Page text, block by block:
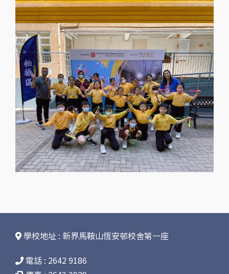
學校地址 : 新界馬鞍山恆安邨校舍第一座
電話 : 2642 9186